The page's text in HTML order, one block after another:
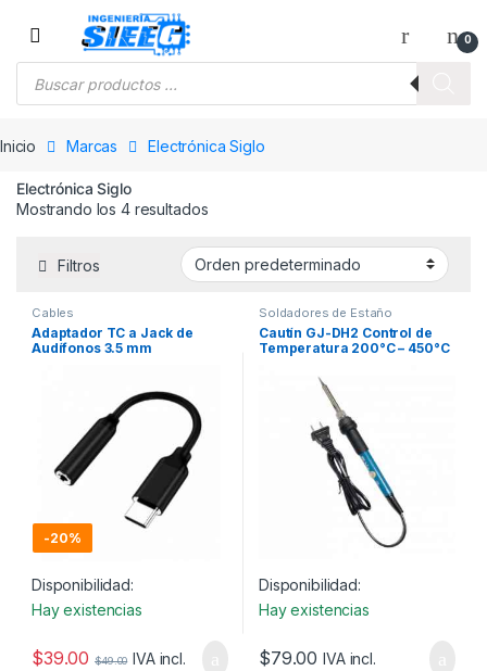
Saltar a la navegación
Saltar al contenido
0
Inicio Marcas Electrónica Siglo
Electrónica Siglo
Mostrando los 4 resultados
Filtros
Cables
Adaptador TC a Jack de
Audífonos 3.5 mm
-20%
Disponibilidad:
Hay existencias
$39.00 $49.00 IVA incl.
Soldadores de Estaño
Cautín GJ-DH2 Control de
Temperatura 200°C – 450°C
Disponibilidad:
Hay existencias
$79.00 IVA incl.